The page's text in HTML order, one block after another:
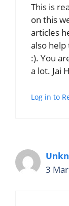
This is
on this
articles
also
:). You
a lot. Jai
Log in to
3